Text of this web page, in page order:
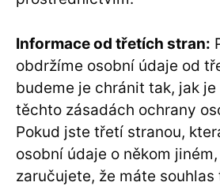
Informace od třetích stran:
obdržíme osobní údaje od
budeme je chránit tak, jak
těchto zásadách ochrany
Pokud jste třetí stranou,
osobní údaje o někom
zaručujete, že máte